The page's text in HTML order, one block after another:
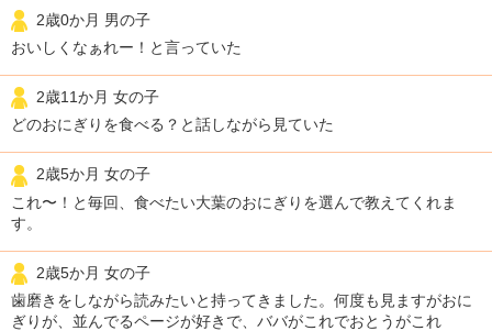
2歳0か月 男の子
おいしくなぁれー！と言っていた
2歳11か月 女の子
どのおにぎりを食べる？と話しながら見ていた
2歳5か月 女の子
これ〜！と毎回、食べたい大葉のおにぎりを選んで教えてくれま
す。
2歳5か月 女の子
歯磨きをしながら読みたいと持ってきました。何度も見ますがおに
ぎりが、並んでるページが好きで、ババがこれでおとうがこれ